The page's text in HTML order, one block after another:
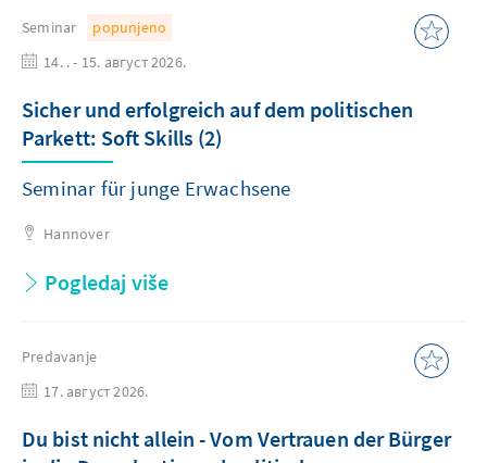
Seminar
popunjeno
14. . - 15. август 2026.
Sicher und erfolgreich auf dem politischen
Parkett: Soft Skills (2)
Seminar für junge Erwachsene
Hannover
Pogledaj više
Predavanje
17. август 2026.
Du bist nicht allein - Vom Vertrauen der Bürger